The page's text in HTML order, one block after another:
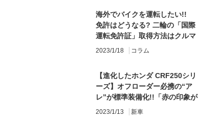
海外でバイクを運転したい!!
免許はどうなる? 二輪の「国際
運転免許証」取得方法はクルマ
と同じ？
2023/1/18 コラム
【進化したホンダ CRF250シリ
ーズ】オフローダー必携の“ア
レ”が標準装備化!!「赤の印象が
強いけど新色グレーもいいじゃ
2023/1/13 新車